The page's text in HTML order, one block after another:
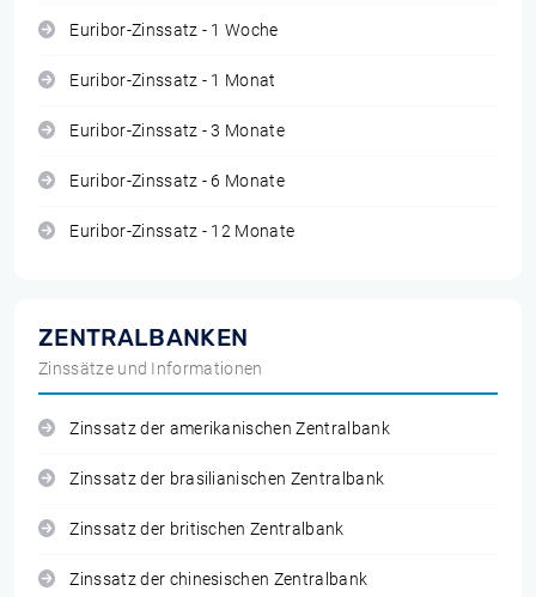
Euribor-Zinssatz - 1 Woche
Euribor-Zinssatz - 1 Monat
Euribor-Zinssatz - 3 Monate
Euribor-Zinssatz - 6 Monate
Euribor-Zinssatz - 12 Monate
ZENTRALBANKEN
Zinssätze und Informationen
Zinssatz der amerikanischen Zentralbank
Zinssatz der brasilianischen Zentralbank
Zinssatz der britischen Zentralbank
Zinssatz der chinesischen Zentralbank